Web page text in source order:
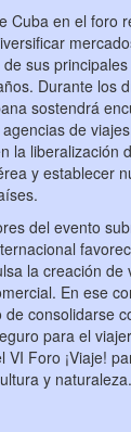
Cuba en el foro
sus
Durante los
sostendrá
de
la liberalización
y establecer
del evento
la creación de
En ese
de consolidarse
para el
VI Foro ¡Viaje!
y naturaleza.